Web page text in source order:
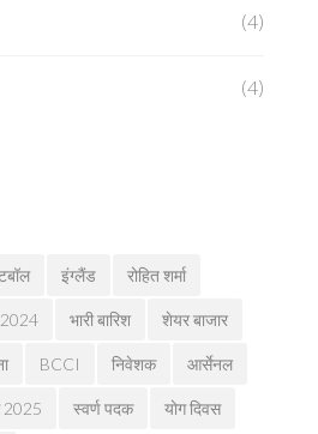
(4)
(4)
इंग्लैंड रोहित शर्मा
भारी बारिश शेयर बाजार
BCCI निवेशक आर्सेनल
2025 स्वर्ण पदक योग दिवस